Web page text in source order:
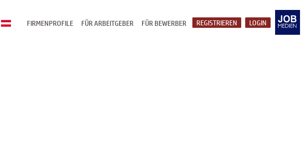
LOGIN
REGISTRIEREN
FÜR BEWERBER
FÜR ARBEITGEBER
FIRMENPROFILE